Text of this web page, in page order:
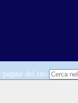
del sito